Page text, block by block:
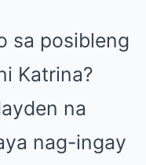
sa posibleng
Katrina?
na
nag-ingay